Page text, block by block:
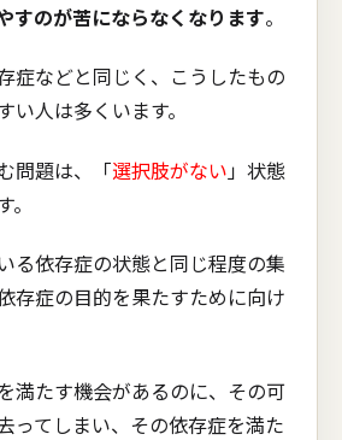
すのが苦にならなくなります。
症などと同じく、こうしたもの
い人は多くいます。
問題は、「選択肢がない 」状態
る依存症の状態と同じ程度の集
存症の目的を果たすために向け
満たす機会があるのに、その可
ってしまい、その依存症を満た